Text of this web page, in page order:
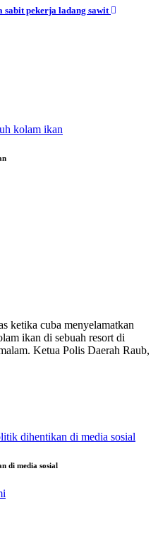
sabit pekerja ladang sawit
ketika cuba menyelamatkan
ikan di sebuah resort di
Ketua Polis Daerah Raub,
di media sosial